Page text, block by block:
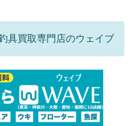
具買取専門店のウェイブ